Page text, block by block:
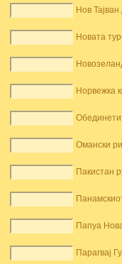
Нов
Новата
Норвежка
Омански
Пакистан
Папуа
Парагвај